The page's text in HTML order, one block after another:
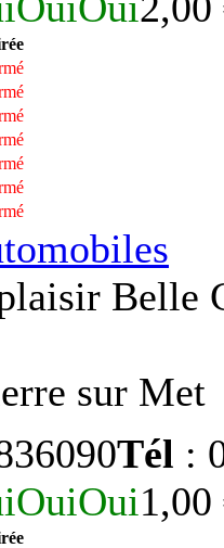
Belle
sur Met
Tél :
OuiOui1,00